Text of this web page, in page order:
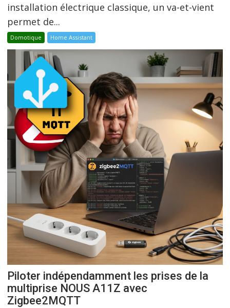
installation électrique classique, un va-et-vient
permet de...
Domotique Home Assistant
Piloter indépendamment les prises de la
multiprise NOUS A11Z avec
Zigbee2MQTT